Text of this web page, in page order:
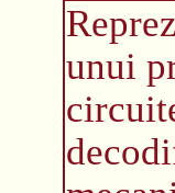
unui